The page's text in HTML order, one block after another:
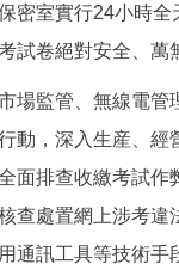
圖説北京
한국어
密室實行24小時全
試卷絕對安全、萬
場監管、無線電管
動，深入生産、經
面排查收繳考試作
查處置網上涉考違
通訊工具等技術手